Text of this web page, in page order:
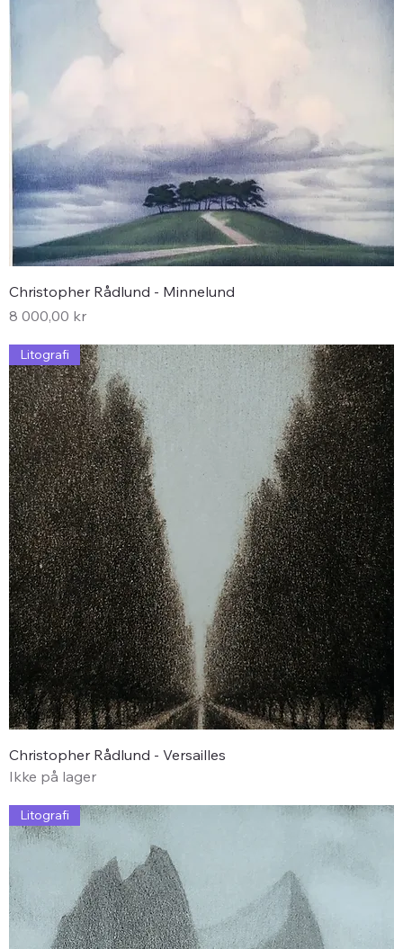
Christopher Rådlund - Minnelund
Pris
8 000,00 kr
Litografi
Christopher Rådlund - Versailles
Ikke på lager
Litografi